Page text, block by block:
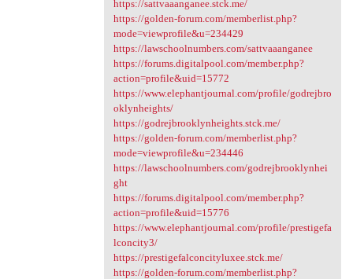
https://sattvaaanganee.stck.me/
https://golden-forum.com/memberlist.php?
mode=viewprofile&u=234429
https://lawschoolnumbers.com/sattvaaanganee
https://forums.digitalpool.com/member.php?
action=profile&uid=15772
https://www.elephantjournal.com/profile/godrejbro
oklynheights/
https://godrejbrooklynheights.stck.me/
https://golden-forum.com/memberlist.php?
mode=viewprofile&u=234446
https://lawschoolnumbers.com/godrejbrooklynhei
ght
https://forums.digitalpool.com/member.php?
action=profile&uid=15776
https://www.elephantjournal.com/profile/prestigefa
lconcity3/
https://prestigefalconcityluxee.stck.me/
https://golden-forum.com/memberlist.php?